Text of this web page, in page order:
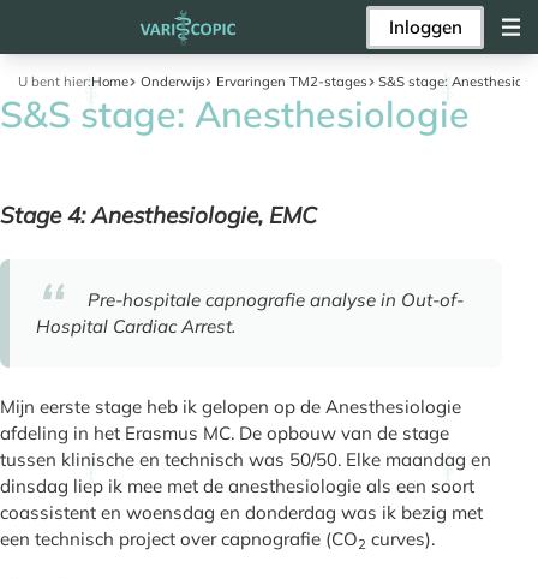
Inloggen
U bent hier:Home Onderwijs Ervaringen TM2-stages S&S stage:
S&S stage: Anesthesiologie
Stage 4: Anesthesiologie, EMC
Pre-hospitale capnografie analyse in Out-of-
Hospital Cardiac Arrest.
Mijn eerste stage heb ik gelopen op de Anesthesiologie
afdeling in het Erasmus MC. De opbouw van de stage
tussen klinische en technisch was 50/50. Elke maandag en
dinsdag liep ik mee met de anesthesiologie als een soort
coassistent en woensdag en donderdag was ik bezig met
een technisch project over capnografie (CO2 curves).